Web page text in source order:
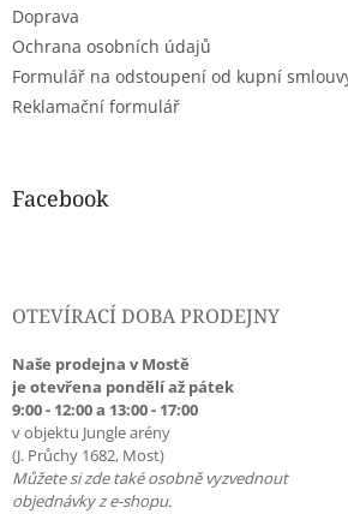
Doprava
Ochrana osobních údajů
Formulář na odstoupení od kupní
Reklamační formulář
Facebook
OTEVÍRACÍ DOBA PRODEJNY
Naše prodejna v Mostě
je otevřena pondělí až pátek
9:00 - 12:00 a 13:00 - 17:00
v objektu Jungle arény
(J. Průchy 1682, Most)
Můžete si zde také osobně vyzvednout
objednávky z e-shopu.